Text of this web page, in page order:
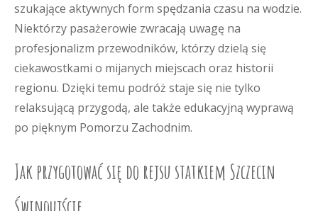
szukające aktywnych form spędzania czasu na wodzie.
Niektórzy pasażerowie zwracają uwagę na
profesjonalizm przewodników, którzy dzielą się
ciekawostkami o mijanych miejscach oraz historii
regionu. Dzięki temu podróż staje się nie tylko
relaksującą przygodą, ale także edukacyjną wyprawą
po pięknym Pomorzu Zachodnim.
Jak przygotować się do rejsu statkiem Szczecin